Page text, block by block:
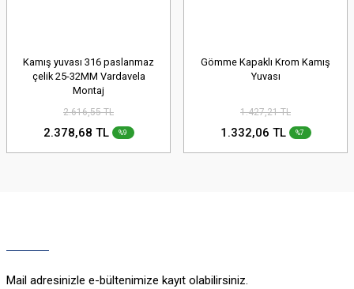
Kamış yuvası 316 paslanmaz
çelik 25-32MM Vardavela
Montaj
2.616,55 TL
2.378,68 TL %9
Gömme Kapaklı Krom Kamış
Yuvası
1.427,21 TL
1.332,06 TL %7
Mail adresinizle e-bültenimize kayıt olabilirsiniz.